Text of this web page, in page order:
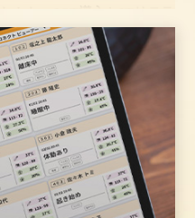
課題もあります。私たち
」によって介護ICTを身近